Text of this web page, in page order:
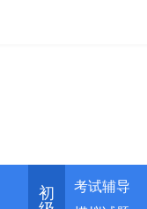
初
考试辅导